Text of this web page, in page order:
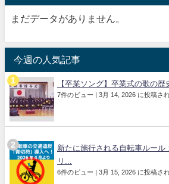
まだデータがありません。
今週の人気記事
【卒業ソング】卒業式の歌の歴
7件のビュー | 3月 14, 2026 に投稿さ
新たに施行される自転車ルール
リ...
6件のビュー | 3月 15, 2026 に投稿さ